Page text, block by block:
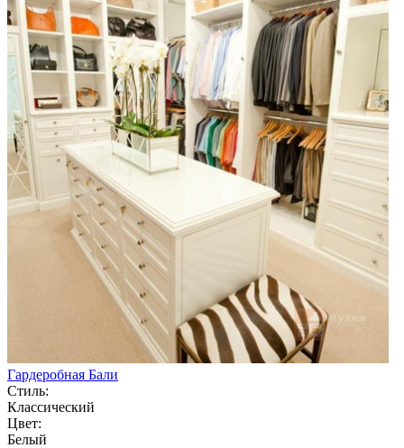
Гардеробная Бали
Стиль:
Классический
Цвет:
Белый